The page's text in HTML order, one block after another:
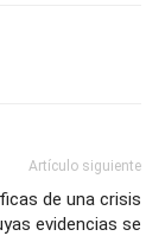
Artículo siguiente
de una crisis
evidencias se